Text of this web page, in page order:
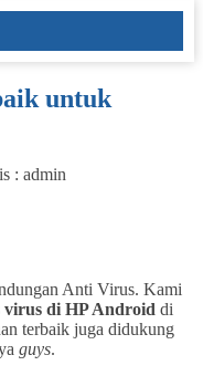
untuk
: admin
Anti Virus. Kami
virus di HP Android di
terbaik juga didukung
guys.